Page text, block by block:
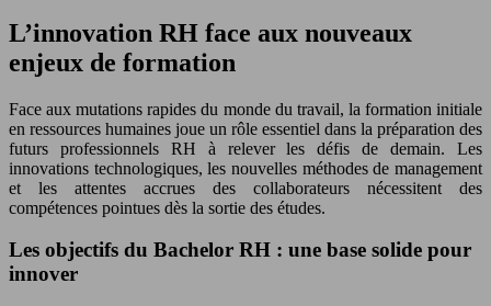
L’innovation RH face aux nouveaux
enjeux de formation
Face aux mutations rapides du monde du travail, la formation initiale
en ressources humaines joue un rôle essentiel dans la préparation des
futurs professionnels RH à relever les défis de demain. Les
innovations technologiques, les nouvelles méthodes de management
et les attentes accrues des collaborateurs nécessitent des
compétences pointues dès la sortie des études.
Les objectifs du Bachelor RH : une base solide pour
innover